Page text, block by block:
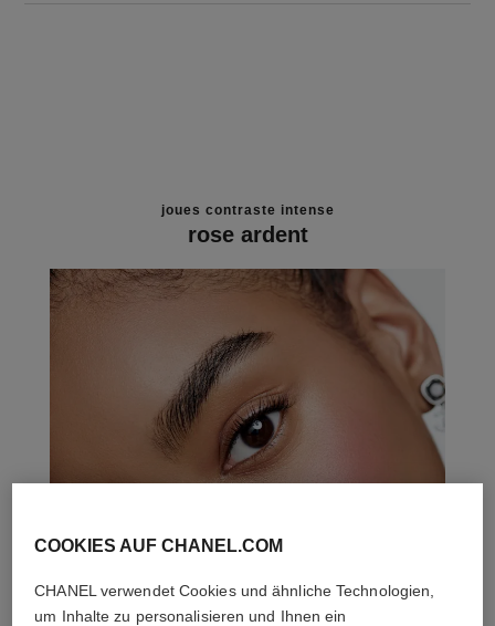
joues contraste intense
rose ardent
COOKIES AUF CHANEL.COM
CHANEL verwendet Cookies und ähnliche Technologien,
um Inhalte zu personalisieren und Ihnen ein